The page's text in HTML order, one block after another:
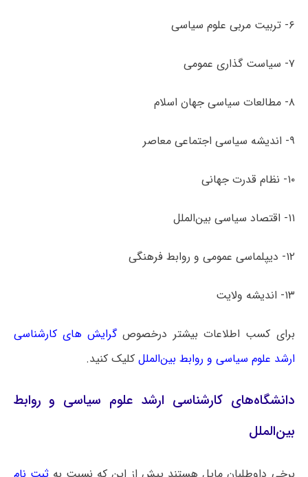
۶- تربیت مربی علوم سیاسی
۷- سیاست گذاری عمومی
۸- مطالعات سیاسی جهان اسلام
۹- اندیشه سیاسی اجتماعی معاصر
۱۰- نظام قدرت جهانی
۱۱- اقتصاد سیاسی بین‌الملل
۱۲- دیپلماسی عمومی و روابط فرهنگی
۱۳- اندیشه ولایت
برای کسب اطلاعات بیشتر درخصوصگرایش های کارشناسی
ارشد علوم سیاسی و روابط بین‌الملل کلیک کنید.
دانشگاه‌های کارشناسی ارشد علوم سیاسی و روابط
بین‌الملل